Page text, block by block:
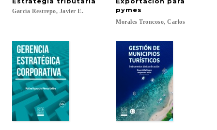
García Restrepo, Javier E.
pymes
Morales Troncoso, Carlos